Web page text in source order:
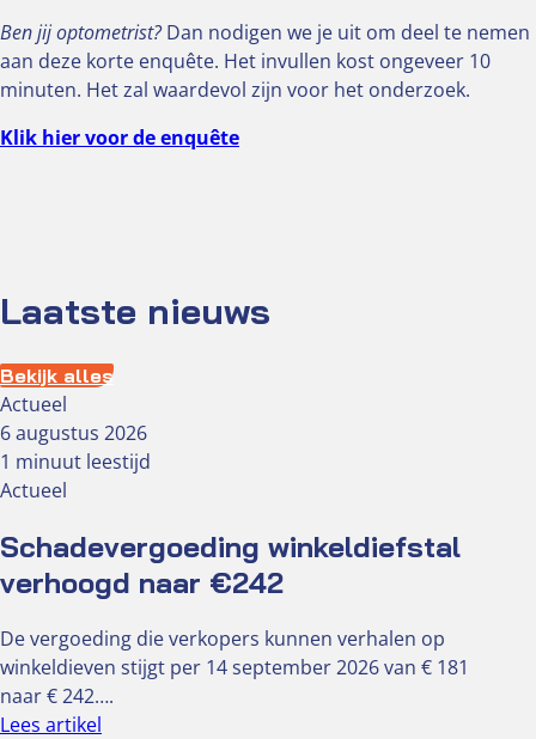
Ben jij optometrist?Dan nodigen we je uit om deel te nemen
aan deze korte enquête. Het invullen kost ongeveer 10
minuten. Het zal waardevol zijn voor het onderzoek.
Klik hier voor de enquête
Laatste nieuws
Bekijk alles
Actueel
6 augustus 2026
1 minuut leestijd
Actueel
Schadevergoeding winkeldiefstal
verhoogd naar €242
De vergoeding die verkopers kunnen verhalen op
winkeldieven stijgt per 14 september 2026 van € 181
naar € 242….
Lees artikel